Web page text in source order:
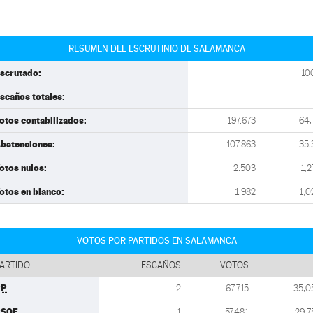
RESUMEN DEL ESCRUTINIO DE SALAMANCA
totales:
contabilizados: 197.673
107.863
nulos: 2.503
en blanco: 1.982
VOTOS POR PARTIDOS EN SALAMANCA
ESCAÑOS VOTOS
2 67.715